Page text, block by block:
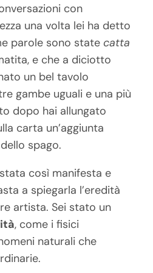
con
una volta lei ha detto
parole sono statecatta
e che a diciotto
un bel tavolo
gambe uguali e una più
dopo hai allungato
carta un’aggiunta
spago.
così manifesta e
a spiegarla l’eredità
artista. Sei stato un
, come i fisici
naturali che